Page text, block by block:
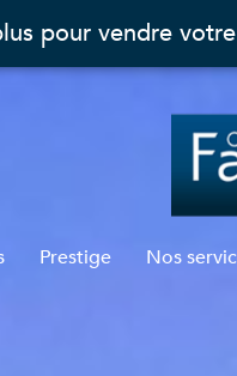
pour vendre
Prestige Nos